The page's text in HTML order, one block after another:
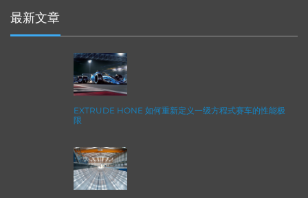
最新文章
EXTRUDE HONE 如何重新定义一级方程式赛车的性能极
限